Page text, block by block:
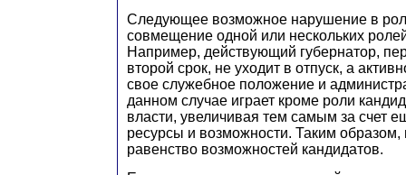
Следующее возможное нарушение в
совмещение одной или нескольких
Например, действующий губернатор,
второй срок, не уходит в отпуск, а
свое служебное положение и
данном случае играет кроме роли
власти, увеличивая тем самым за счет
ресурсы и возможности. Таким образом,
равенство возможностей кандидатов.